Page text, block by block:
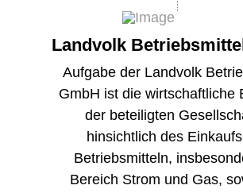
Landvolk
Aufgabe der Landvolk
GmbH ist die wirtschaftliche
der beteiligten
hinsichtlich des
Betriebsmitteln,
Bereich Strom und Gas,